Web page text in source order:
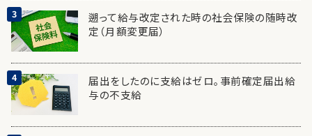
遡って給与改定された時の社会保険の随時改
定（月額変更届）
届出をしたのに支給はゼロ。事前確定届出給
与の不支給